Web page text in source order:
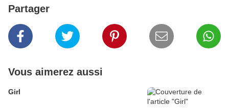
Partager
Vous aimerez aussi
Girl